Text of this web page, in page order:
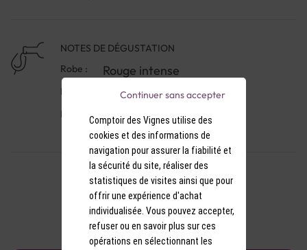
NOTES DE DÉGUSTATION
Robe :
Rouge intense
Nez : fruits noirs et de café
Bouche : Boisé
Comptoir des Vignes utilise des
cookies et des informations de
navigation pour assurer la fiabilité et
la sécurité du site, réaliser des
statistiques de visites ainsi que pour
offrir une expérience d'achat
individualisée. Vous pouvez accepter,
refuser ou en savoir plus sur ces
opérations en sélectionnant les
Continuer sans accepter